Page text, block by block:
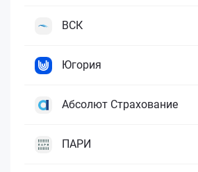
ВСК
Югория
Абсолют Страхование
ПАРИ